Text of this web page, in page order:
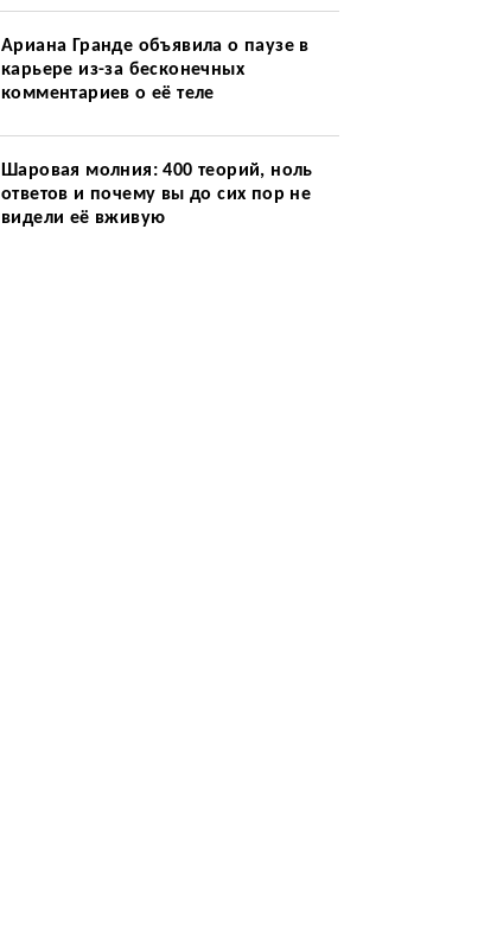
Ариана Гранде объявила о паузе в
карьере из-за бесконечных
комментариев о её теле
Шаровая молния: 400 теорий, ноль
ответов и почему вы до сих пор не
видели её вживую